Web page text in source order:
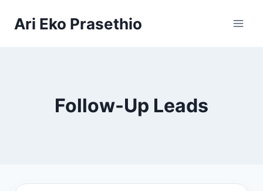
Ari Eko Prasethio
Follow-Up Leads